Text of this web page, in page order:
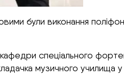
були виконання
спеціального
музичного училища